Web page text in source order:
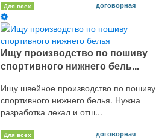
Для всех договорная
Ищу производство по пошиву
спортивного нижнего бель...
Ищу швейное производство по пошиву
спортивного нижнего белья. Нужна
разработка лекал и отш...
Для всех договорная